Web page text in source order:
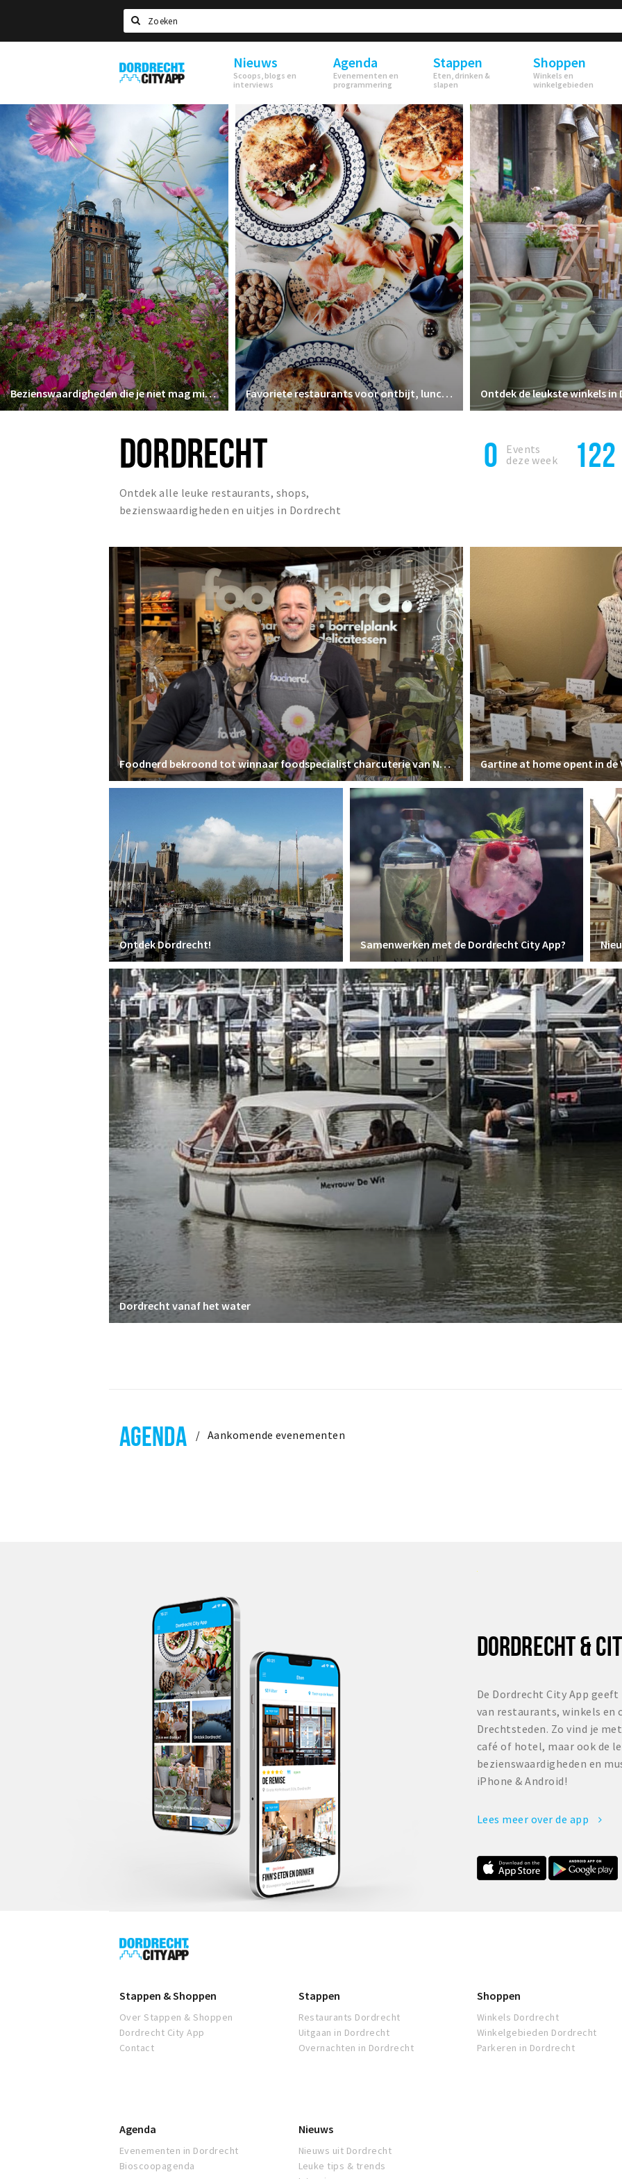
Zoeken
Dordrecht
City
Nieuws
Scoops, blogs en
interviews
Agenda
Evenementen en
programmering
Stappen
Eten, drinken &
slapen
Shoppen
Winkels en
winkelgebieden
Bezienswaardigheden die je niet mag missen Favoriete restaurants voor ontbijt, lunch en diner Ontdek de leukste winkels
DORDRECHT
Ontdek alle leuke restaurants, shops,
bezienswaardigheden en uitjes in Dordrecht
0
Events
deze week
122
Foodnerd bekroond tot winnaar foodspecialist charcuterie van Nederland Gartine at home opent in
Ontdek Dordrecht! Samenwerken met de Dordrecht City App?
Dordrecht vanaf het water
AGENDA Aankomende evenementen
DORDRECHT &
De Dordrecht City App
van restaurants, winkels en
Drechtsteden. Zo vind je
café of hotel, maar ook de
bezienswaardigheden en
iPhone & Android!
Lees meer over de app
Dordrecht
City
Stappen & Shoppen
Over Stappen & Shoppen
Dordrecht City App
Contact
Stappen
Restaurants Dordrecht
Uitgaan in Dordrecht
Overnachten in Dordrecht
Shoppen
Winkels Dordrecht
Winkelgebieden Dordrecht
Parkeren in Dordrecht
Agenda
Evenementen in Dordrecht
Bioscoopagenda
Nieuws
Nieuws uit Dordrecht
Leuke tips & trends